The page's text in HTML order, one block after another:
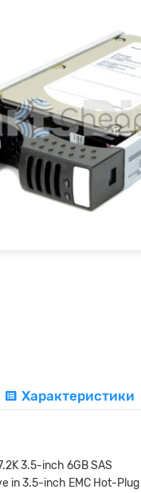
Характеристики
3.5-inch 6GB SAS
in 3.5-inch EMC Hot-Plug